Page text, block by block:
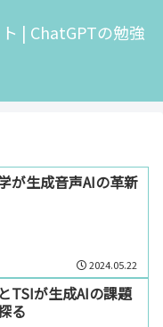
| ChatGPTの勉強
が生成音声AIの革新
2024.05.22
TSIが生成AIの課題
る